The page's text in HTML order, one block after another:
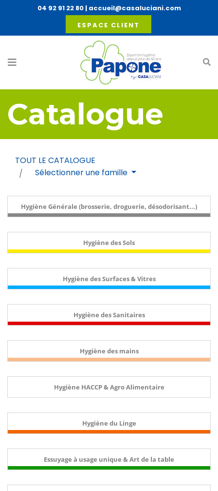
04 92 91 22 80| accueil@casaluciani.com
ESPACE CLIENT
Catalogue
TOUT LE CATALOGUE
Sélectionner une famille
Hygiène Générale (brosserie, droguerie, désodorisant...)
Hygiène des Sols
Hygiène des Surfaces & Vitres
Hygiène des Sanitaires
Hygiène des mains
Hygiène HACCP & Agro Alimentaire
Hygiène du Linge
Essuyage à usage unique & Art de la table